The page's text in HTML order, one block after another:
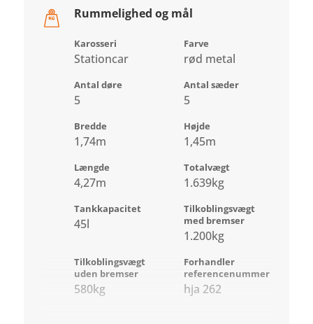
Rummelighed og mål
Karosseri
Stationcar
Farve
rød metal
Antal døre
5
Antal sæder
5
Bredde
1,74m
Højde
1,45m
Længde
4,27m
Totalvægt
1.639kg
Tankkapacitet
45l
Tilkoblingsvægt
med bremser
1.200kg
Tilkoblingsvægt
uden bremser
580kg
Forhandler
referencenummer
hja 262